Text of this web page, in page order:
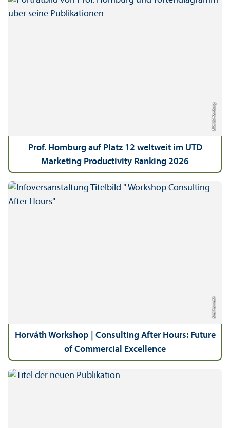
Bild: LS Homburg
Prof. Homburg auf Platz 12 weltweit im UTD
Marketing Productivity Ranking 2026
Bild: Horváth
Horváth Workshop | Consulting After Hours: Future
of Commercial Excellence